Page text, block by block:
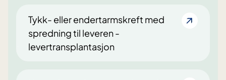
Tykk- eller endertarmskreft med
spredning til leveren -
levertransplantasjon